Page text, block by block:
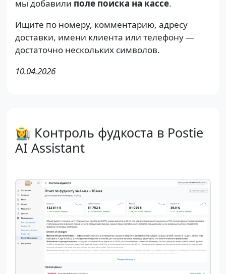
мы добавили поле поиска на кассе.
Ищите по номеру, комментарию, адресу
доставки, имени клиента или телефону —
достаточно нескольких символов.
10.04.2026
👩‍🌾 Контроль фудкоста в Postie
AI Assistant